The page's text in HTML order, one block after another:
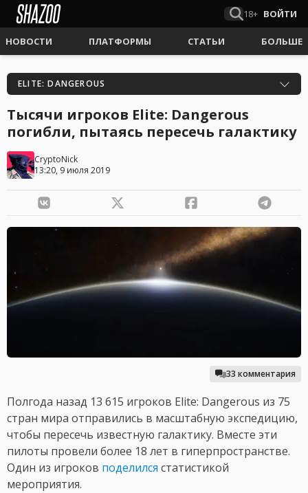
18+ ВОЙТИ
НОВОСТИ ПЛАТФОРМЫ СТАТЬИ БОЛЬШЕ
ELITE: DANGEROUS
Тысячи игроков Elite: Dangerous
погибли, пытаясь пересечь галактику
CryptoNick
13:20, 9 июля 2019
33 комментария
Полгода назад 13 615 игроков Elite: Dangerous из 75
стран мира отправились в масштабную экспедицию,
чтобы пересечь известную галактику. Вместе эти
пилоты провели более 18 лет в гиперпространстве.
Один из игроков поделился статистикой
мероприятия.